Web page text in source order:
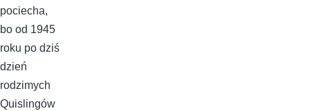
pociecha,
bo od 1945
roku po dziś
dzień
rodzimych
Quislingów